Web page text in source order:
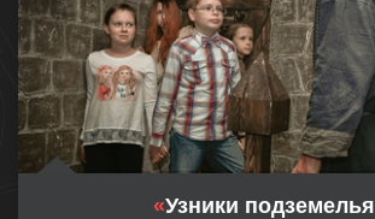
«Узники подземелья